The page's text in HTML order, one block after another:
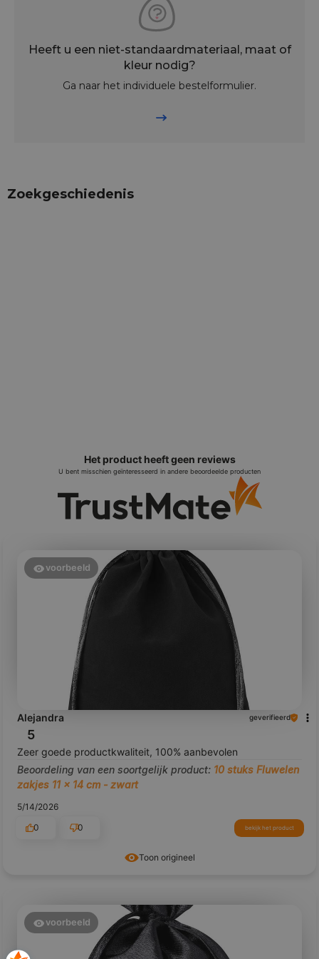
Heeft u een niet-standaardmateriaal, maat of
kleur nodig?
Ga naar het individuele bestelformulier.
Zoekgeschiedenis
Het product heeft geen reviews
U bent misschien geïnteresseerd in andere beoordeelde producten
Toon origineel
voorbeeld
Alejandra geverifieerd
5
Zeer goede productkwaliteit, 100% aanbevolen
Beoordeling van een soortgelijk product: 10 stuks Fluwelen
zakjes 11 x 14 cm - zwart
5/14/2026
0
0 bekijk het product
voorbeeld